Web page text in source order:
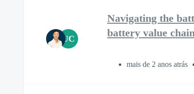
UC
Navigating the
battery value chain
mais de 2 anos atrás